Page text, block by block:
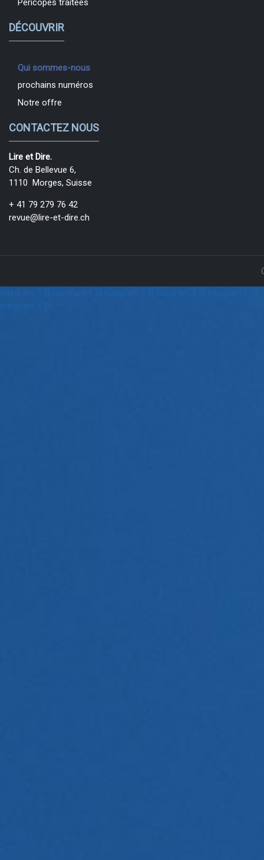
Péricopes traitées
DÉCOUVRIR
Qui sommes-nous
prochains numéros
Notre offre
CONTACTEZ NOUS
Lire et Dire.
Ch. de Bellevue 6,
1110 Morges, Suisse
+ 41 79 279 76 42
revue@lire-et-dire.ch
telegram下载telegram下载telegram下载 telegram下载 telegram下载
telegram下载